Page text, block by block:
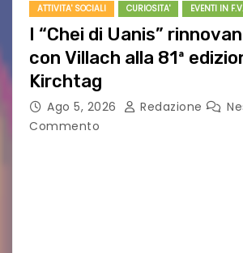
ATTIVITA' SOCIALI CURIOSITA' EVENTI IN
I “Chei di Uanis”
con Villach alla 81ª
Kirchtag
Ago 5, 2026 Redazione
Commento